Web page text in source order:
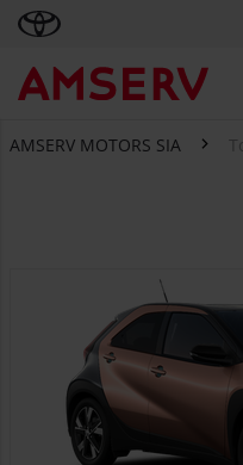
AMSERV MOTORS SIA